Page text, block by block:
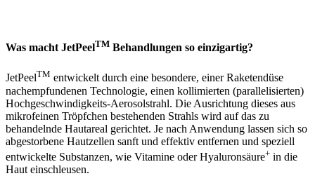
Was macht JetPeelTM Behandlungen so einzigartig?
JetPeelTM entwickelt durch eine besondere, einer Raketendüse
nachempfundenen Technologie, einen kollimierten (parallelisierten)
Hochgeschwindigkeits-Aerosolstrahl. Die Ausrichtung dieses aus
mikrofeinen Tröpfchen bestehenden Strahls wird auf das zu
behandelnde Hautareal gerichtet. Je nach Anwendung lassen sich so
abgestorbene Hautzellen sanft und effektiv entfernen und speziell
entwickelte Substanzen, wie Vitamine oder Hyaluronsäure+ in die
Haut einschleusen.